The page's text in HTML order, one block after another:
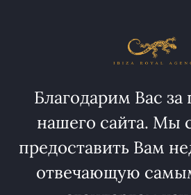
Благодарим Вас
нашего сайта. Мы
предоставить Вам
отвечающую